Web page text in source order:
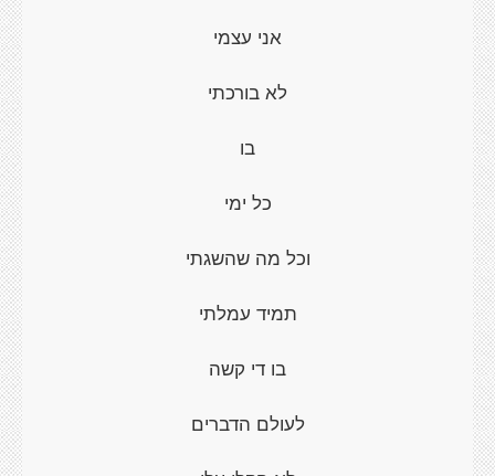
אני עצמי
לא בורכתי
בו
כל ימי
וכל מה שהשגתי
תמיד עמלתי
בו די קשה
לעולם הדברים